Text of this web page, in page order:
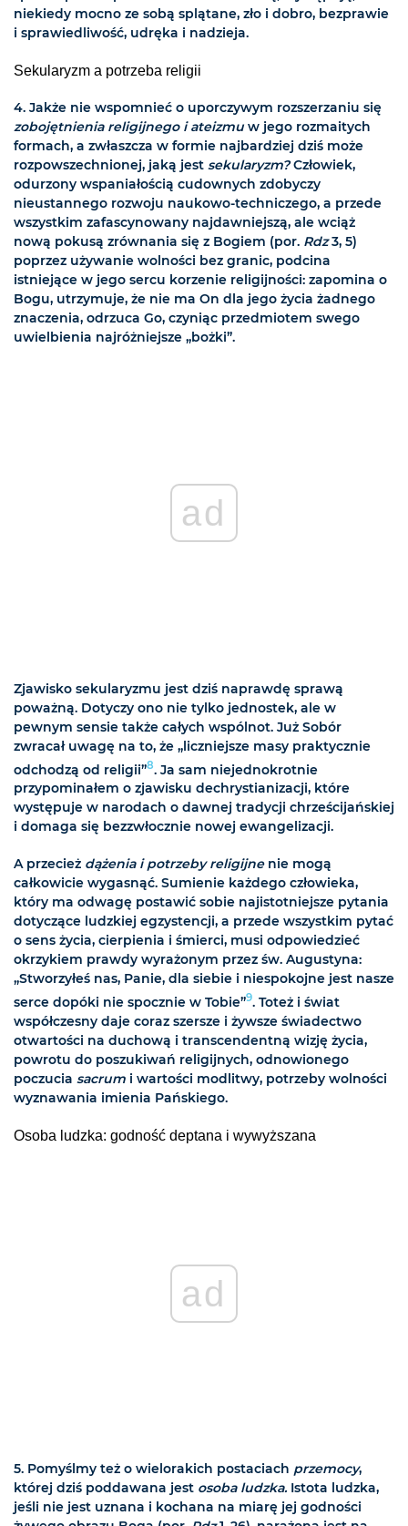
niekiedy mocno ze sobą splątane, zło i dobro, bezprawie
i sprawiedliwość, udręka i nadzieja.
Sekularyzm a potrzeba religii
4. Jakże nie wspomnieć o uporczywym rozszerzaniu się
zobojętnienia religijnego i ateizmuw jego rozmaitych
formach, a zwłaszcza w formie najbardziej dziś może
rozpowszechnionej, jaką jest sekularyzm?Człowiek,
odurzony wspaniałością cudownych zdobyczy
nieustannego rozwoju naukowo-techniczego, a przede
wszystkim zafascynowany najdawniejszą, ale wciąż
nową pokusą zrównania się z Bogiem (por. Rdz3, 5)
poprzez używanie wolności bez granic, podcina
istniejące w jego sercu korzenie religijności: zapomina o
Bogu, utrzymuje, że nie ma On dla jego życia żadnego
znaczenia, odrzuca Go, czyniąc przedmiotem swego
uwielbienia najróżniejsze „bożki”.
ad
Zjawisko sekularyzmu jest dziś naprawdę sprawą
poważną. Dotyczy ono nie tylko jednostek, ale w
pewnym sensie także całych wspólnot. Już Sobór
zwracał uwagę na to, że „liczniejsze masy praktycznie
odchodzą od religii”8. Ja sam niejednokrotnie
przypominałem o zjawisku dechrystianizacji, które
występuje w narodach o dawnej tradycji chrześcijańskiej
i domaga się bezzwłocznie nowej ewangelizacji.
A przecież dążenia i potrzeby religijnenie mogą
całkowicie wygasnąć. Sumienie każdego człowieka,
który ma odwagę postawić sobie najistotniejsze pytania
dotyczące ludzkiej egzystencji, a przede wszystkim pytać
o sens życia, cierpienia i śmierci, musi odpowiedzieć
okrzykiem prawdy wyrażonym przez św. Augustyna:
„Stworzyłeś nas, Panie, dla siebie i niespokojne jest nasze
serce dopóki nie spocznie w Tobie”9. Toteż i świat
współczesny daje coraz szersze i żywsze świadectwo
otwartości na duchową i transcendentną wizję życia,
powrotu do poszukiwań religijnych, odnowionego
poczucia sacrum i wartości modlitwy, potrzeby wolności
wyznawania imienia Pańskiego.
Osoba ludzka: godność deptana i wywyższana
ad
5. Pomyślmy też o wielorakich postaciach przemocy,
której dziś poddawana jest osoba ludzka.Istota ludzka,
jeśli nie jest uznana i kochana na miarę jej godności